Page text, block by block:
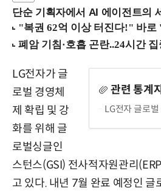
단순 기획자에서 AI 에이전트의 세계관을 만드는 지
관련 통계
LG전자 글로
LG전자가 글
로벌 경영체
제 확립 및 강
화를 위해 글
로벌싱글인
스턴스(GSI) 전사적자원관리
고 있다. 내년 7월 완료 예정인 글